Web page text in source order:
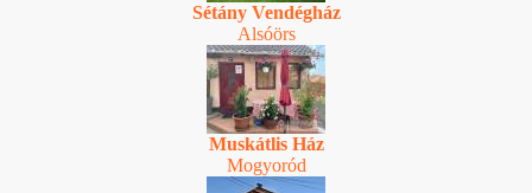
Sétány Vendégház
Alsóörs
Muskátlis Ház
Mogyoród